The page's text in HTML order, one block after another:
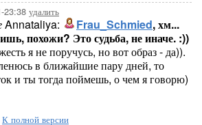
23:38 удалить
Annataliya: Frau_Schmied, хм...
похожи? Это судьба, не иначе. :))
я не поручусь, но вот образ - да)).
в ближайшие пару дней, то
и ты тогда поймешь, о чем я говорю)
К полной версии